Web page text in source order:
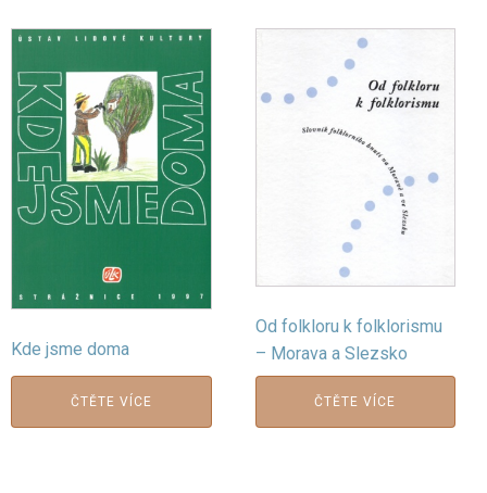
Kde jsme doma
ČTĚTE VÍCE
Od folkloru k folklorismu
– Morava a Slezsko
ČTĚTE VÍCE